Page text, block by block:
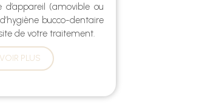
(amovible ou
bucco-dentaire
de votre traitement.
PLUS